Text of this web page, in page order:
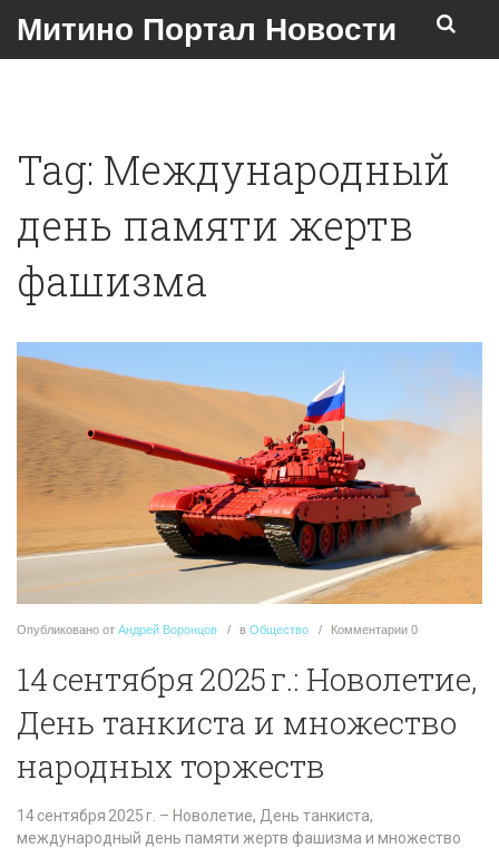
Митино Портал Новости
Tag: Международный
день памяти жертв
фашизма
Опубликовано от Андрей Воронцов в Общество Комментарии 0
14 сентября 2025 г.: Новолетие,
День танкиста и множество
народных торжеств
14 сентября 2025 г. – Новолетие, День танкиста,
международный день памяти жертв фашизма и множество